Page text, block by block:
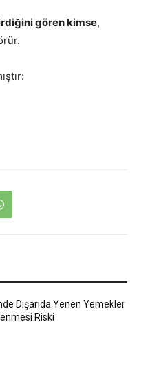
gören kimse,
Dışarıda Yenen Yemekler
Riski